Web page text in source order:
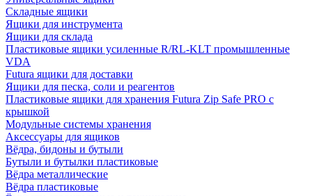
Складные ящики
Ящики для инструмента
Ящики для склада
Пластиковые ящики усиленные R/RL-KLT промышленные
VDA
Futura ящики для доставки
Ящики для песка, соли и реагентов
Пластиковые ящики для хранения Futura Zip Safe PRO с
крышкой
Модульные системы хранения
Аксессуары для ящиков
Вёдра, бидоны и бутыли
Бутыли и бутылки пластиковые
Вёдра металлические
Вёдра пластиковые